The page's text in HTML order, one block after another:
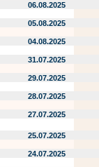
06.08.2025
05.08.2025
04.08.2025
31.07.2025
29.07.2025
28.07.2025
27.07.2025
25.07.2025
24.07.2025